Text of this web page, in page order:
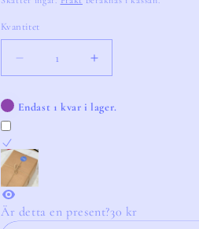
Kvantitet
Kvantitet
Minska
kvantitet
Vase
Yellow
&amp;
Purple
Öka
kvantitet
Vase
Endast 1 kvar i lager.
Är detta en present?30 kr